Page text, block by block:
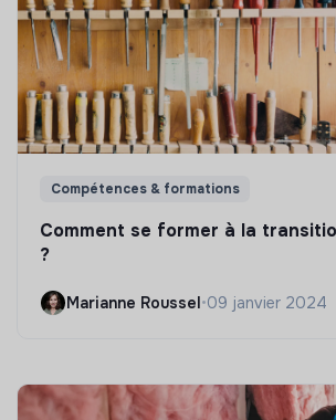
Compétences & formations
Comment se former à la
?
Marianne Roussel•09 janvier 2024